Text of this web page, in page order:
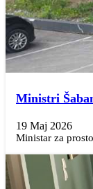
Ministri
19 Maj 2026
Ministar za